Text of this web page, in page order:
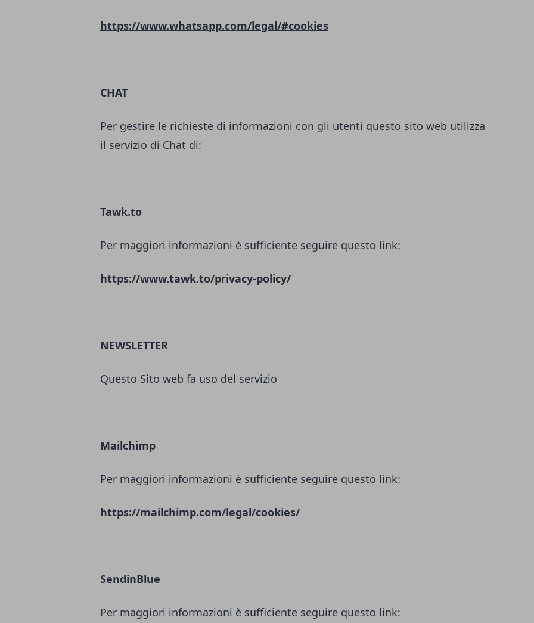
https://www.whatsapp.com/legal/#cookies
CHAT
Per gestire le richieste di informazioni con gli utenti questo sito web utilizza
il servizio di Chat di:
Tawk.to
Per maggiori informazioni è sufficiente seguire questo link:
https://www.tawk.to/privacy-policy/
NEWSLETTER
Questo Sito web fa uso del servizio
Mailchimp
Per maggiori informazioni è sufficiente seguire questo link:
https://mailchimp.com/legal/cookies/
SendinBlue
Per maggiori informazioni è sufficiente seguire questo link: